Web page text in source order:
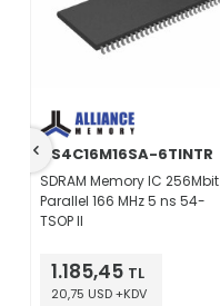
AS4C16M16SA-6TINTR
SDRAM Memory IC 256Mbit
Parallel 166 MHz 5 ns 54-
TSOP II
1.185,45 TL
20,75 USD +KDV